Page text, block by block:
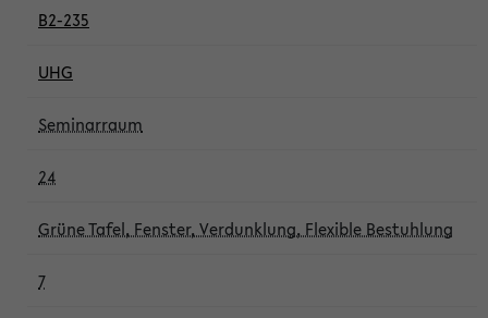
B2-235
UHG
Seminarraum
24
Grüne Tafel, Fenster, Verdunklung, Flexible Bestuhlung
7